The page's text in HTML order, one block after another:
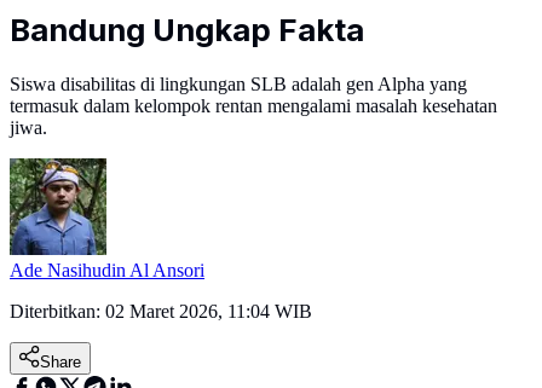
Bandung Ungkap Fakta
Siswa disabilitas di lingkungan SLB adalah gen Alpha yang
termasuk dalam kelompok rentan mengalami masalah kesehatan
jiwa.
Ade Nasihudin Al Ansori
Diterbitkan: 02 Maret 2026, 11:04 WIB
Share